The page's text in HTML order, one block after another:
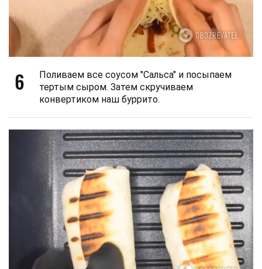
6
Поливаем все соусом "Сальса" и посыпаем
тертым сыром. Затем скручиваем
конвертиком наш буррито.